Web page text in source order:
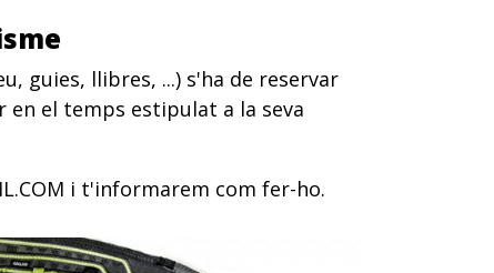
guies, llibres, ...) s'ha de reservar
el temps estipulat a la seva
i t'informarem com fer-ho.